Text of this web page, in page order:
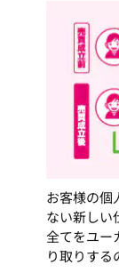
お客様の個
ない新しい
全てをユー
り取りする